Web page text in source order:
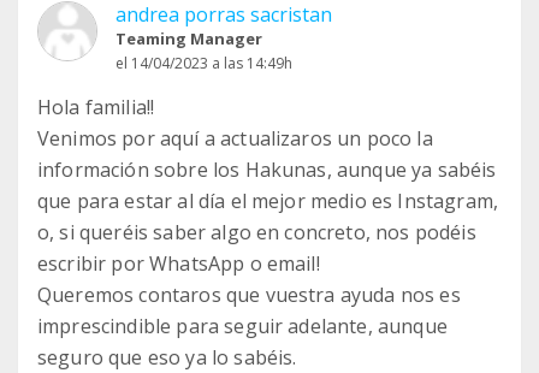
andrea porras sacristan
Teaming Manager
el 14/04/2023 a las 14:49h
Hola familia!!
Venimos por aquí a actualizaros un poco la
información sobre los Hakunas, aunque ya sabéis
que para estar al día el mejor medio es Instagram,
o, si queréis saber algo en concreto, nos podéis
escribir por WhatsApp o email!
Queremos contaros que vuestra ayuda nos es
imprescindible para seguir adelante, aunque
seguro que eso ya lo sabéis.